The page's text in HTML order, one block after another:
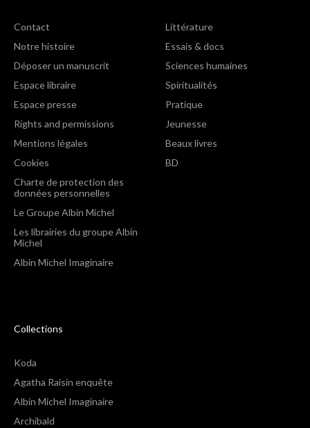
Contact
Notre histoire
Déposer un manuscrit
Espace libraire
Espace presse
Rights and permissions
Mentions légales
Cookies
Charte de protection des
données personnelles
Le Groupe Albin Michel
Les librairies du groupe Albin
Michel
Albin Michel Imaginaire
Littérature
Essais & docs
Sciences humaines
Spiritualités
Pratique
Jeunesse
Beaux livres
BD
Collections
Koda
Agatha Raisin enquête
Albin Michel Imaginaire
Archibald